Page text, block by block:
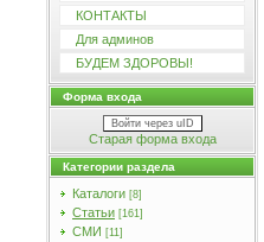
КОНТАКТЫ
Для админов
БУДЕМ ЗДОРОВЫ!
Форма входа
Войти через uID
Старая форма входа
Категории раздела
Каталоги [8]
Статьи [161]
СМИ [11]